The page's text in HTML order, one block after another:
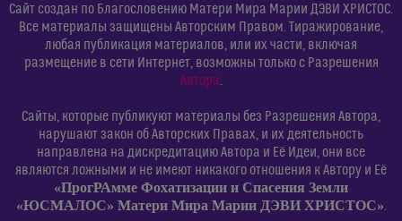
Сайт создан по Благословению Матери Мира Марии ДЭВИ ХРИСТОС.
Все материалы защищены Авторским Правом. Тиражирование,
любая публикация материалов, или их части, включая
размещение в сети Интернет, возможны только с Разрешения
Автора.
Сайты, которые публикуют материалы без Разрешения Автора,
нарушают закон об Авторских Правах, и их деятельность
направлена на дискредитацию Автора и Её Идеи, они все
являются ложными и не имеют никакого отношения к Автору и Её
«ПрогРАмме Фохатизации и Спасения Земли
«ЮСМАЛОС» Матери Мира Марии ДЭВИ ХРИСТОС».